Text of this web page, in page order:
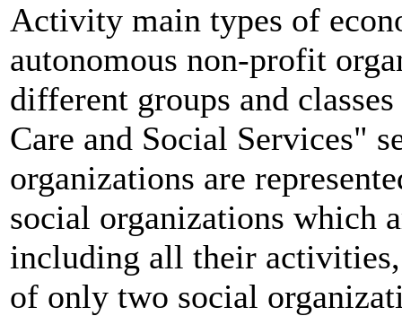
Activity main types of
autonomous non-profit
different groups and
Care and Social Services"
organizations are
social organizations which
including all their
of only two social